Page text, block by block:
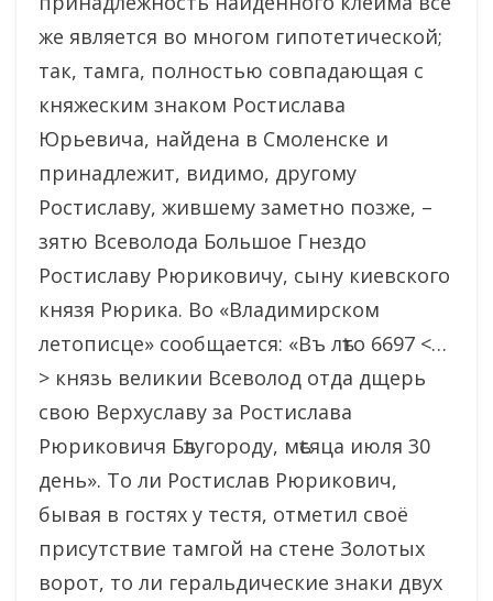
же является во многом гипотетической;
так, тамга, полностью совпадающая с
княжеским знаком Ростислава
Юрьевича, найдена в Смоленске и
принадлежит, видимо, другому
Ростиславу, жившему заметно позже, –
зятю Всеволода Большое Гнездо
Ростиславу Рюриковичу, сыну киевского
князя Рюрика. Во «Владимирском
летописце» сообщается: «Въ лѣто 6697 <…
> князь великии Всеволод отда дщерь
свою Верхуславу за Ростислава
Рюриковичя Бѣлугороду, мѣсяца июля 30
день». То ли Ростислав Рюрикович,
бывая в гостях у тестя, отметил своё
присутствие тамгой на стене Золотых
ворот, то ли геральдические знаки двух